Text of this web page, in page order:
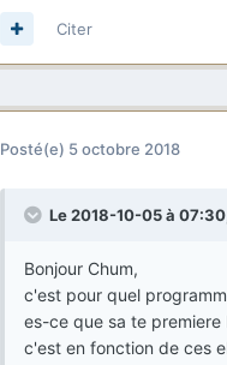
Citer
Posté(e) 5 octobre 2018
Le 2018-10-05 à
Bonjour Chum,
c'est pour quel
es-ce que sa te
c'est en fonction de ces